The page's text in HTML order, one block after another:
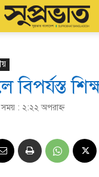
: ২:২২ অপরাহ্ণ